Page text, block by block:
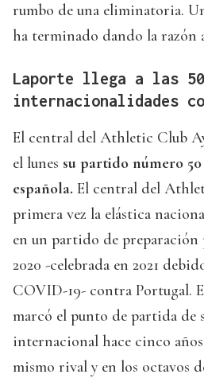
rumbo de una eliminatoria.
ha terminado dando la razón
Laporte llega a las 50
internacionalidades
El central del Athletic Club
el lunes su partido número
española. El central del
primera vez la elástica
en un partido de preparación
2020 -celebrada en 2021
COVID-19- contra Portugal.
marcó el punto de partida de
internacional hace cinco años
mismo rival y en los octavos